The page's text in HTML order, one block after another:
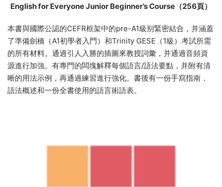
English for Everyone Junior Beginner’s Course（256頁）
本書與國際公認的CEFR框架中的pre-A1級别緊密結合，并涵蓋
了準備劍橋（A1初學者入門）和Trinity GESE（1級）考試所需
的所有材料。通過引人入勝的插圖來教授詞彙，并通過音頻資
源進行加強。有專門的闆塊解釋每個語言/語法要點，并附有清
晰的用法示例，再通過練習進行強化。書後有一份手寫指南，
語法概述和一份全書使用的語言術語表。